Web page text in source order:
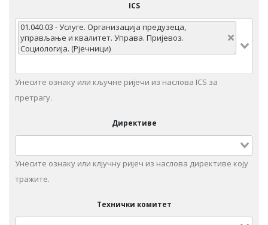
ICS
01.040.03 - Услугe. Oргaнизaциja прeдузeцa,
упрaвљaњe и квалитет. Упрaвa. Приjeвoз.
Сoциoлoгиja. (Рjeчници)
Унесите ознаку или кључне ријечи из наслова ICS за
претрагу.
Директиве
Унесите ознаку или клјучну ријеч из наслова директиве коју
тражите.
Технички комитет